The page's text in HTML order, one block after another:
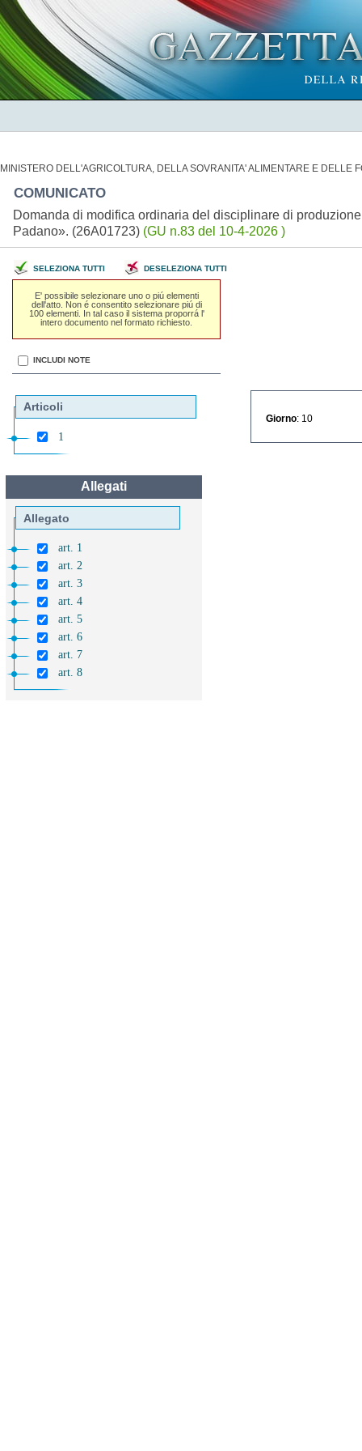
MINISTERO DELL'AGRICOLTURA, DELLA SOVRANITA' ALIMENTARE E DELLE
COMUNICATO
Domanda di modifica ordinaria del disciplinare di
Padano». (26A01723) (GU n.83 del 10-4-2026 )
SELEZIONA TUTTI DESELEZIONA TUTTI
E' possibile selezionare uno o piú elementi
dell'atto. Non é consentito selezionare piú di
100 elementi. In tal caso il sistema proporrá l'
intero documento nel formato richiesto.
INCLUDI NOTE
Articoli
1
Allegati
Allegato
art. 1
art. 2
art. 3
art. 4
art. 5
art. 6
art. 7
art. 8
Giorno : 10